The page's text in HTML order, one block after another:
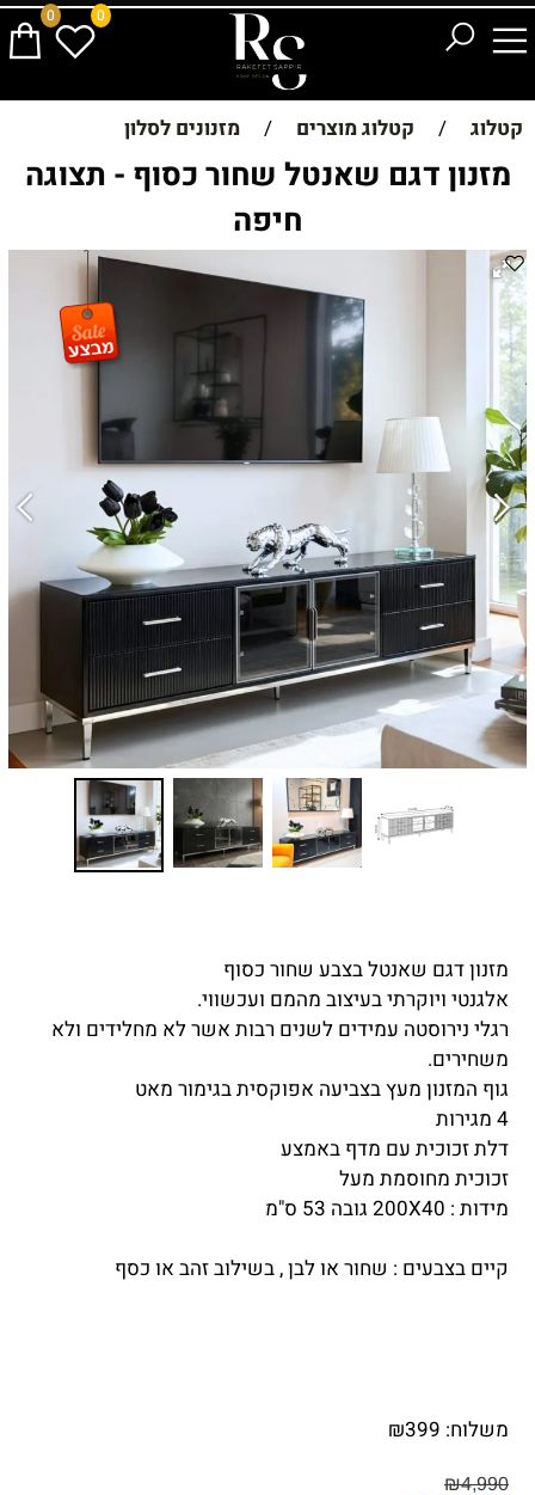
0 0
קטלוג / קטלוג מוצרים / מזנונים לסלון
מזנון דגם שאנטל שחור כסוף - תצוגה
חיפה
מזנון דגם שאנטל בצבע שחור כסוף
אלגנטי ויוקרתי בעיצוב מהמם ועכשווי.
רגלי נירוסטה עמידים לשנים רבות אשר לא מחלידים ולא
משחירים.
גוף המזנון מעץ בצביעה אפוקסית בגימור מאט
4 מגירות
דלת זכוכית עם מדף באמצע
זכוכית מחוסמת מעל
מידות : 200X40 גובה 53 ס"מ
קיים בצבעים : שחור או לבן , בשילוב זהב או כסף
משלוח: ₪399
₪4,990